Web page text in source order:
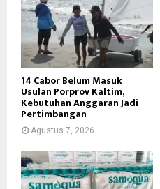
14 Cabor Belum Masuk
Usulan Porprov Kaltim,
Kebutuhan Anggaran Jadi
Pertimbangan
Agustus 7, 2026